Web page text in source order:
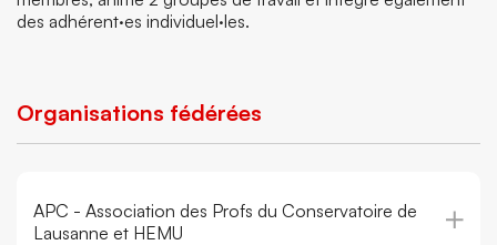
des adhérent·es individuel·les.
Organisations fédérées
APC - Association des Profs du Conservatoire de
Lausanne et HEMU